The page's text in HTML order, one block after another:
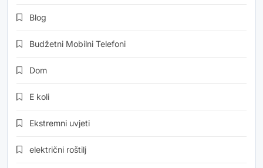
Blog
Budžetni Mobilni Telefoni
Dom
E koli
Ekstremni uvjeti
električni roštilj